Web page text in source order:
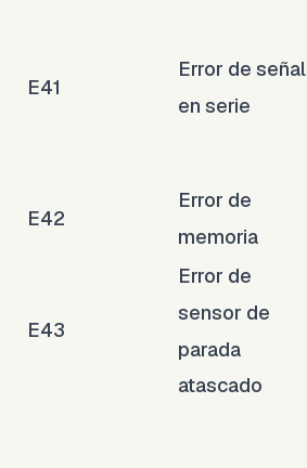
E41
Error de señal
en serie
E42
Error de
memoria
E43
Error de
sensor de
parada
atascado